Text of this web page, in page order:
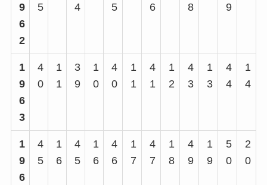
9
6
2
5
4
5
6
8
9
1
9
6
3
4
0
1
1
3
9
1
0
4
0
1
1
4
1
1
2
4
3
1
3
4
4
1
4
1
9
6
4
5
1
6
4
5
1
6
4
6
1
7
4
7
1
8
4
9
1
9
5
0
2
0